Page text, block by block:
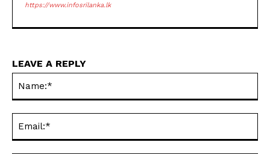
https://www.infosrilanka.lk
LEAVE A REPLY